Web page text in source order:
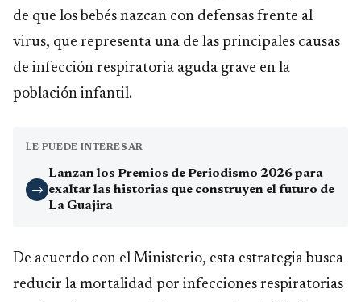
de que los bebés nazcan con defensas frente al
virus, que representa una de las principales causas
de infección respiratoria aguda grave en la
población infantil.
LE PUEDE INTERESAR
→
Lanzan los Premios de Periodismo 2026 para
exaltar las historias que construyen el futuro de
La Guajira
De acuerdo con el Ministerio, esta estrategia busca
reducir la mortalidad por infecciones respiratorias